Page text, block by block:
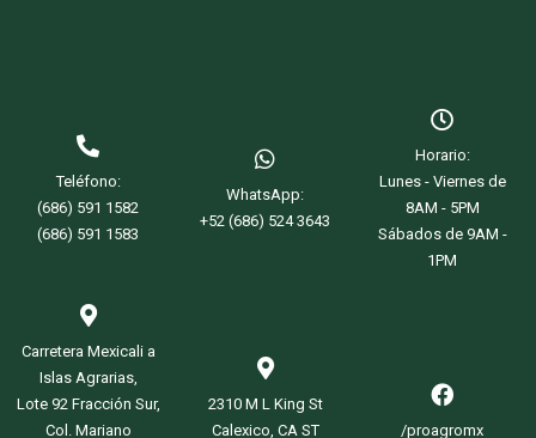
Teléfono:
(686) 591 1582
(686) 591 1583
WhatsApp:
+52 (686) 524 3643
Horario:
Lunes - Viernes de
8AM - 5PM
Sábados de 9AM -
1PM
Carretera Mexicali a
Islas Agrarias,
Lote 92 Fracción Sur,
Col. Mariano
2310 M L King St
Calexico, CA ST
/proagromx